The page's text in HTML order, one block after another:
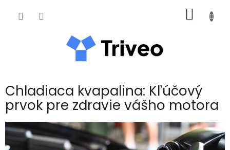
Chladiaca kvapalina: Kľúčový
prvok pre zdravie vášho motora